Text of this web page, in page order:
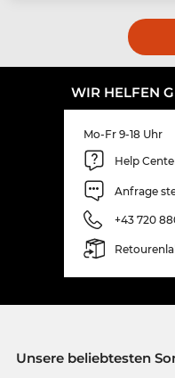
WIR HELFEN
Mo-Fr 9-18 Uhr
Help
Anfrage
+43 720
Unsere beliebtesten